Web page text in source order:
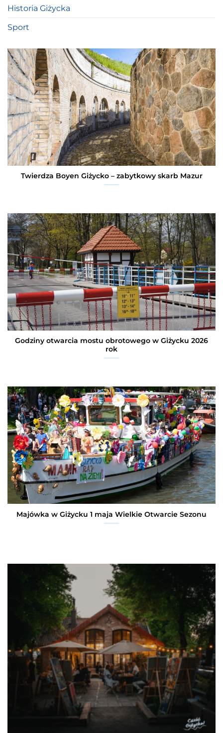
Historia Giżycka
Sport
Twierdza Boyen Giżycko – zabytkowy skarb Mazur
Godziny otwarcia mostu obrotowego w Giżycku 2026
rok
Majówka w Giżycku 1 maja Wielkie Otwarcie Sezonu